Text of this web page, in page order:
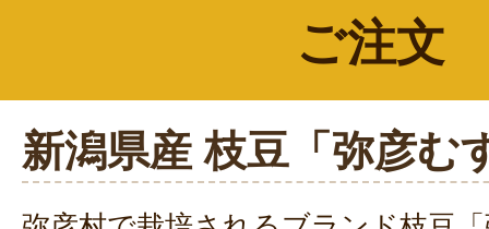
ご注文
新潟県産 枝豆「弥彦む